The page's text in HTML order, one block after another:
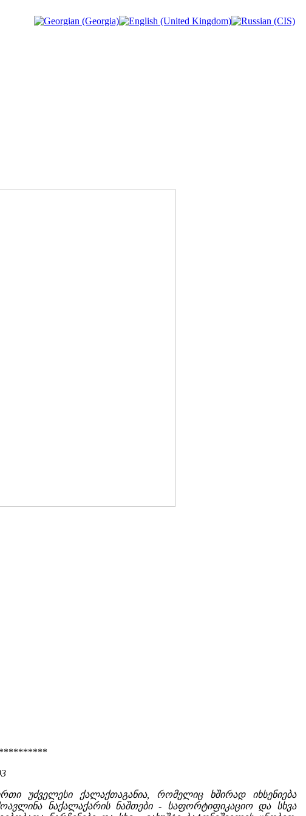
უძველესი ქალაქთაგანია, რომელიც ხშირად იხსენიება
ნაქალაქარის ნაშთები - საფორტიფიკაციო და სხვა